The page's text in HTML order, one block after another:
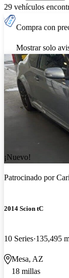
29 vehículos
Compra con
Mostrar solo
¡Nuevo!
Patrocinado por
2014 Scion tC
10 Series 135,495
Mesa, AZ
18 millas